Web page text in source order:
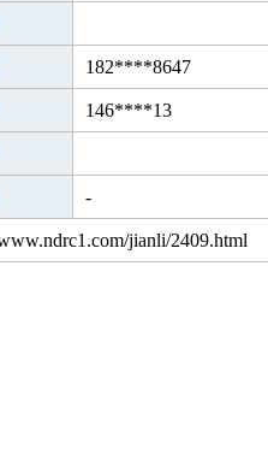
182****8647
146****13
-
jianli/2409.html